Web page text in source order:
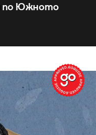
по Южното